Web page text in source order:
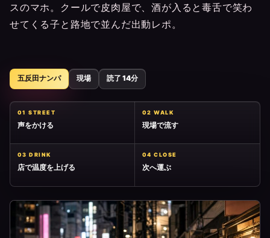
スのマホ。クールで皮肉屋で、酒が入ると毒舌で笑わ
せてくる子と路地で並んだ出動レポ。
五反田ナンパ 現場 読了 14分
01 STREET
声をかける
02 WALK
現場で流す
03 DRINK
店で温度を上げる
04 CLOSE
次へ運ぶ